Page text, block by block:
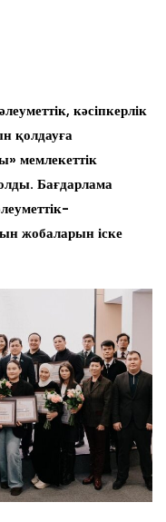
кәсіпкерлік
қолдауға
мемлекеттік
Бағдарлама
жобаларын іске